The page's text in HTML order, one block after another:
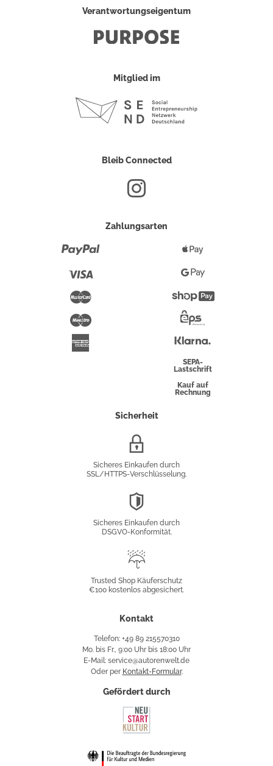
Verantwortungseigentum
Mitglied im
Bleib Connected
Zahlungsarten
Maestro
Pay
Google
Pay
Überweisung
SEPA-
Lastschrift
Kauf auf
Rechnung
Sicherheit
Sicheres Einkaufen durch
SSL/HTTPS-Verschlüsselung.
Sicheres Einkaufen durch
DSGVO-Konformität.
Käuferschutz
Trusted Shop Käuferschutz
€100 kostenlos abgesichert.
Kontakt
Telefon: +49 89 215570310
Mo. bis Fr., 9:00 Uhr bis 18:00 Uhr
E-Mail: service@autorenwelt.de
Oder per Kontakt-Formular.
Gefördert durch